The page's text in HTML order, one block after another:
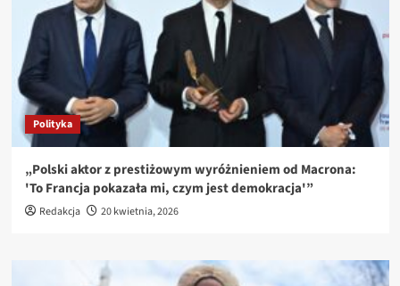
Polityka
„Polski aktor z prestiżowym wyróżnieniem od Macrona:
'To Francja pokazała mi, czym jest demokracja'”
Redakcja 20 kwietnia, 2026